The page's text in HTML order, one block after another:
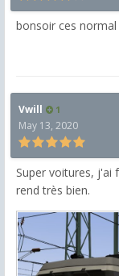
bonsoir ces
Vwill 1
May 13, 2020
Super voitures, j'ai
rend très bien.